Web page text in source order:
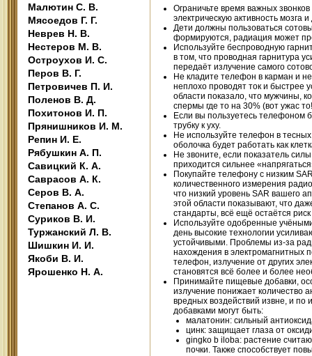
Малютин С. В.
Мясоедов Г. Г.
Неврев Н. В.
Нестеров М. В.
Остроухов И. С.
Перов В. Г.
Петровичев П. И.
Поленов В. Д.
Похитонов И. П.
Прянишников И. М.
Репин И. Е.
Рябушкин А. П.
Савицкий К. А.
Саврасов А. К.
Серов В. А.
Степанов А. С.
Суриков В. И.
Туржанский Л. В.
Шишкин И. И.
Якоби В. И.
Ярошенко Н. А.
Ограничьте время важных
электрическую активность мозга
Дети должны пользоваться
формируются, радиация может
Используйте беспроводную
в том, что проводная гарнитура
передаёт излучение самого
Не кладите телефон в карман и
неплохо проводят ток и быстрее
области показало, что мужчины,
спермы где то на 30% (вот ужас
Если вы пользуетесь телефоном
трубку к уху.
Не используйте телефон в
оболочка будет работать как
Не звоните, если показатель
приходится сильнее
Покупайте телефону с низким
количественного измерения
что низкий уровень SAR вашего
этой области показывают, что
стандарты, всё ещё остаётся
Используйте одобренные
день высокие технологии
устойчивыми. Проблемы из-за
нахождения в электромагнитных
телефон, излучение от других
становятся всё более и более
Принимайте пищевые добавки,
излучение понижает количество
вредных воздействий извне, и по
добавками могут быть:
малатонин: сильный
цинк: защищает глаза от
gingko b iloba: растение
почки. Также способствует